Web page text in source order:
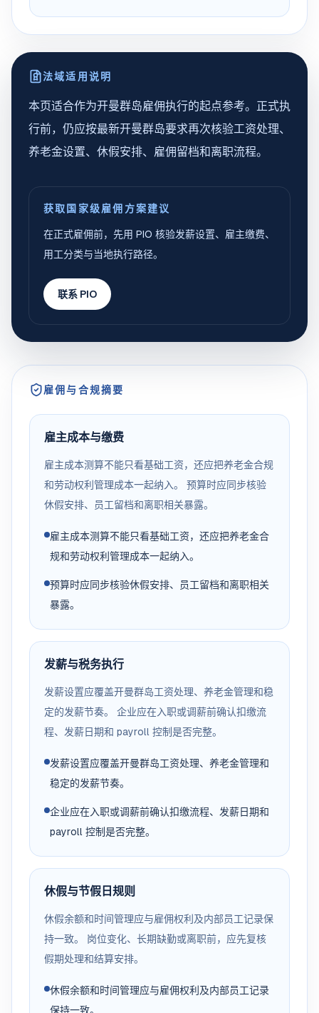
法域适用说明
本页适合作为开曼群岛雇佣执行的起点参考。正式执
行前，仍应按最新开曼群岛要求再次核验工资处理、
养老金设置、休假安排、雇佣留档和离职流程。
获取国家级雇佣方案建议
在正式雇佣前，先用 PIO 核验发薪设置、雇主缴费、
用工分类与当地执行路径。
联系 PIO
雇佣与合规摘要
雇主成本与缴费
雇主成本测算不能只看基础工资，还应把养老金合规
和劳动权利管理成本一起纳入。 预算时应同步核验
休假安排、员工留档和离职相关暴露。
雇主成本测算不能只看基础工资，还应把养老金合
规和劳动权利管理成本一起纳入。
预算时应同步核验休假安排、员工留档和离职相关
暴露。
发薪与税务执行
发薪设置应覆盖开曼群岛工资处理、养老金管理和稳
定的发薪节奏。 企业应在入职或调薪前确认扣缴流
程、发薪日期和 payroll 控制是否完整。
发薪设置应覆盖开曼群岛工资处理、养老金管理和
稳定的发薪节奏。
企业应在入职或调薪前确认扣缴流程、发薪日期和
payroll 控制是否完整。
休假与节假日规则
休假余额和时间管理应与雇佣权利及内部员工记录保
持一致。 岗位变化、长期缺勤或离职前，应先复核
假期处理和结算安排。
休假余额和时间管理应与雇佣权利及内部员工记录
保持一致。